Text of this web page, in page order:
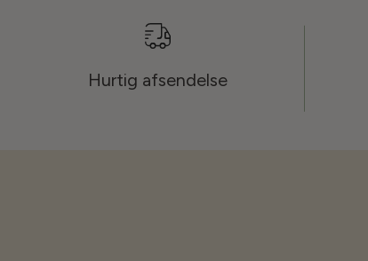
Hurtig afsendelse